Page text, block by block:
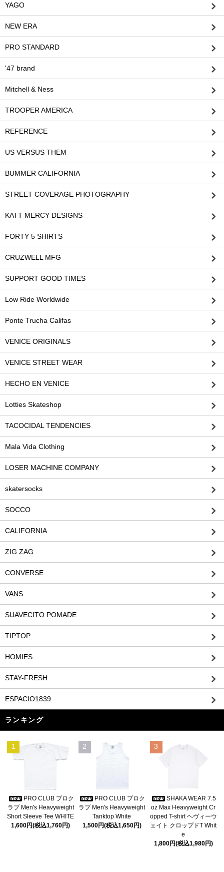
YAGO
NEW ERA
PRO STANDARD
'47 brand
Mitchell & Ness
TROOPER AMERICA
REFERENCE
US VERSUS THEM
BUMMER CALIFORNIA
STREET COVERAGE PHOTOGRAPHY
KATT MERCY DESIGNS
FORTY 5 SHIRTS
CRUZWELL MFG
SUPPORT GOOD TIMES
Low Ride Worldwide
Ponte Trucha Califas
VENICE ORIGINALS
VENICE STREET WEAR
HECHO EN VENICE
Lotties Skateshop
TACOCIDAL TENDENCIES
Mala Vida Clothing
LOSER MACHINE COMPANY
skatersocks
SOCCO
CALIFORNIA
ZIG ZAG
CONVERSE
VANS
SUAVECITO POMADE
TIPTOP
HOMIES
STAY-FRESH
ESPACIO1839
ランキング
1
PRO CLUB プロク
ラブ Men's Heavyweight
Short Sleeve Tee WHITE
1,600円(税込1,760円)
2
PRO CLUB プロク
ラブ Men's Heavyweight
Tanktop White
1,500円(税込1,650円)
3
SHAKA WEAR 7.5
oz Max Heavyweight Cr
opped T-shirt ヘヴィーウ
ェイト クロップドT Whit
e
1,800円(税込1,980円)